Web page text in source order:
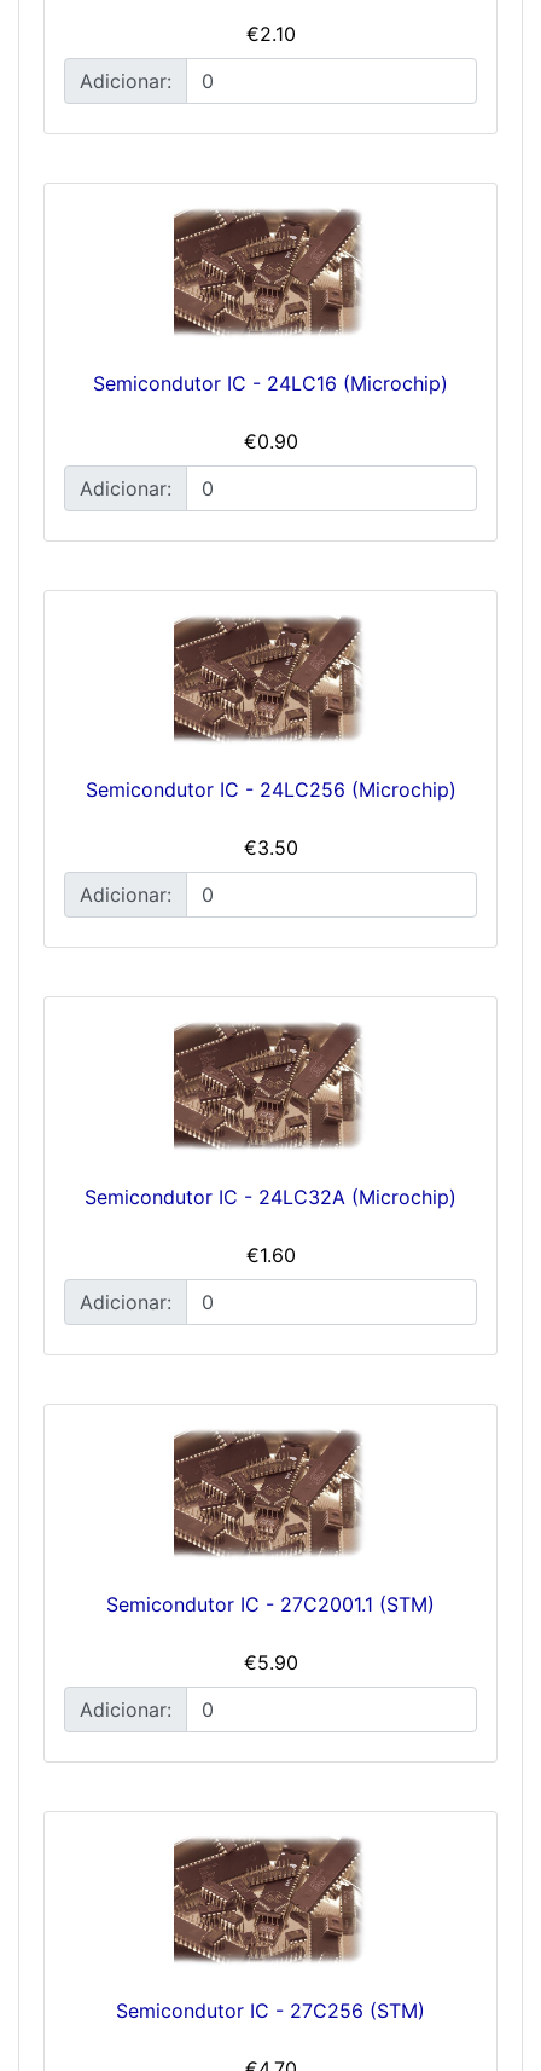
€2.10
Adicionar:
Semicondutor IC - 24LC16 (Microchip)
€0.90
Adicionar:
Semicondutor IC - 24LC256 (Microchip)
€3.50
Adicionar:
Semicondutor IC - 24LC32A (Microchip)
€1.60
Adicionar:
Semicondutor IC - 27C2001.1 (STM)
€5.90
Adicionar:
Semicondutor IC - 27C256 (STM)